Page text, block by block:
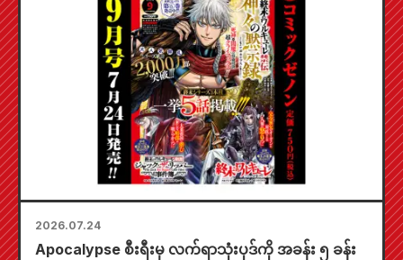
2026.07.24
Apocalypse စီးရီးမှ လက်ရာသုံးပုဒ်ကို အခန်း ၅ ခန်း